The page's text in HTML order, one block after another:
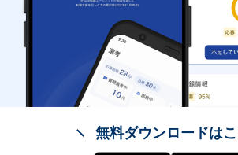
無料ダウンロードは